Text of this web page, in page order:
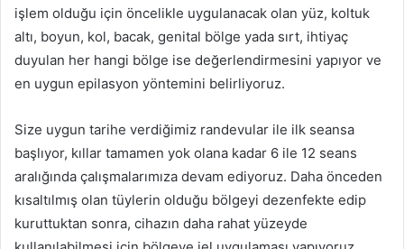
işlem olduğu için öncelikle uygulanacak olan yüz, koltuk
altı, boyun, kol, bacak, genital bölge yada sırt, ihtiyaç
duyulan her hangi bölge ise değerlendirmesini yapıyor ve
en uygun epilasyon yöntemini belirliyoruz.
Size uygun tarihe verdiğimiz randevular ile ilk seansa
başlıyor, kıllar tamamen yok olana kadar 6 ile 12 seans
aralığında çalışmalarımıza devam ediyoruz. Daha önceden
kısaltılmış olan tüylerin olduğu bölgeyi dezenfekte edip
kuruttuktan sonra, cihazın daha rahat yüzeyde